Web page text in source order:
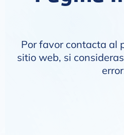
Por favor contacta al
sitio web, si